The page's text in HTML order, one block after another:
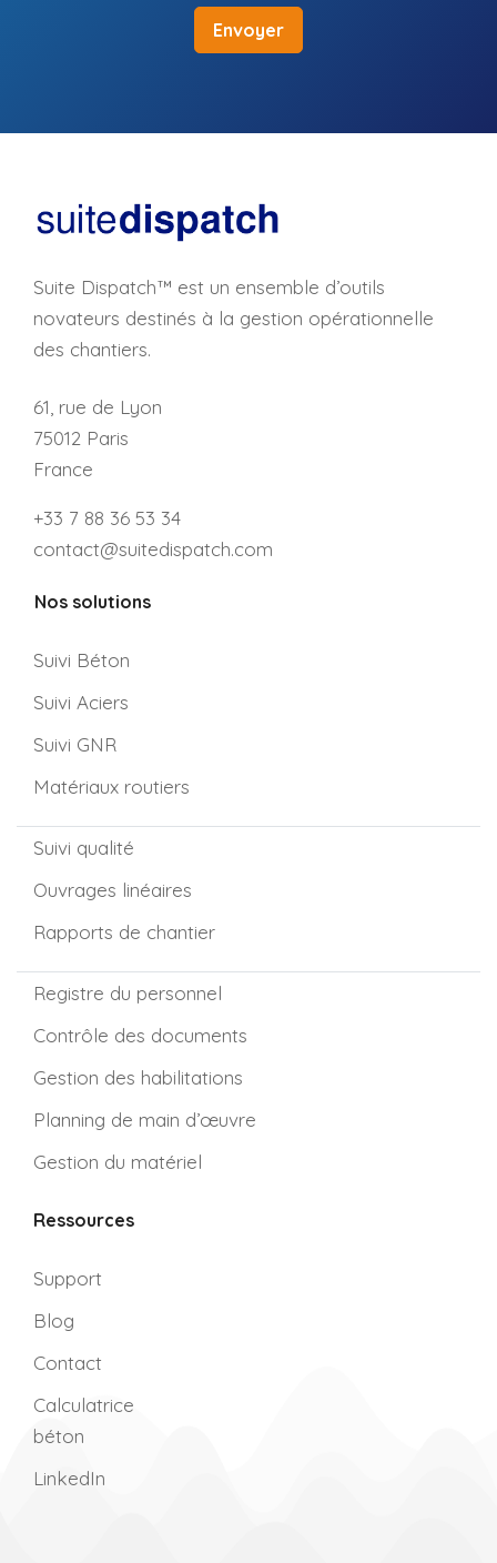
Envoyer
Suite Dispatch™ est un ensemble d’outils
novateurs destinés à la gestion opérationnelle
des chantiers.
61, rue de Lyon
75012 Paris
France
+33 7 88 36 53 34
contact@suitedispatch.com
Nos solutions
Suivi Béton
Suivi Aciers
Suivi GNR
Matériaux routiers
Suivi qualité
Ouvrages linéaires
Rapports de chantier
Registre du personnel
Contrôle des documents
Gestion des habilitations
Planning de main d’œuvre
Gestion du matériel
Ressources
Support
Blog
Contact
Calculatrice
béton
LinkedIn